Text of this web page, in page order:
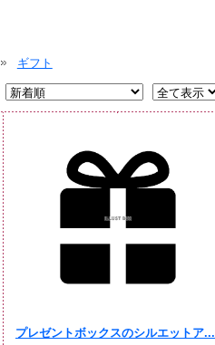
ギフト
プレゼントボックスのシルエットア...